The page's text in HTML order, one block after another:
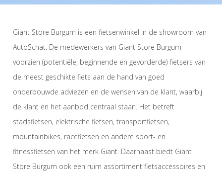
Giant Store Burgum is een fietsenwinkel in de showroom van
AutoSchat. De medewerkers van Giant Store Burgum
voorzien (potentiële, beginnende en gevorderde) fietsers van
de meest geschikte fiets aan de hand van goed
onderbouwde adviezen en de wensen van de klant, waarbij
de klant en het aanbod centraal staan. Het betreft
stadsfietsen, elektrische fietsen, transportfietsen,
mountainbikes, racefietsen en andere sport- en
fitnessfietsen van het merk Giant. Daarnaast biedt Giant
Store Burgum ook een ruim assortiment fietsaccessoires en